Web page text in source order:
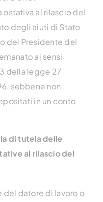
ostativa al rilascio del
degli aiuti di Stato
del Presidente del
ai sensi
della legge 27
sebbene non
in un conto
di tutela delle
al rilascio del
del datore di lavoro o